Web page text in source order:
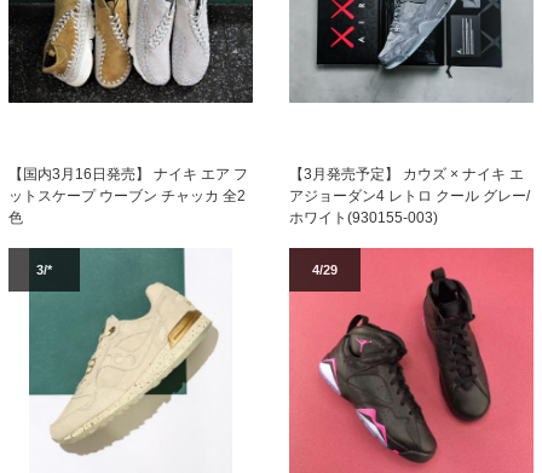
【国内3月16日発売】 ナイキ エア フ
ットスケープ ウーブン チャッカ 全2
色
【3月発売予定】 カウズ × ナイキ エ
アジョーダン4 レトロ クール グレー/
ホワイト(930155-003)
3/* 4/29